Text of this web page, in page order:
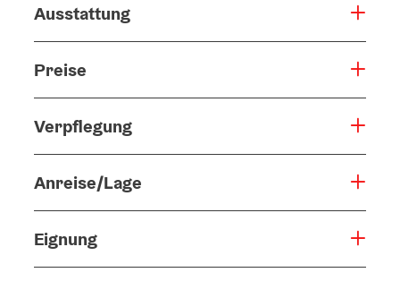
Ausstattung
Preise
Verpflegung
Anreise/Lage
Eignung